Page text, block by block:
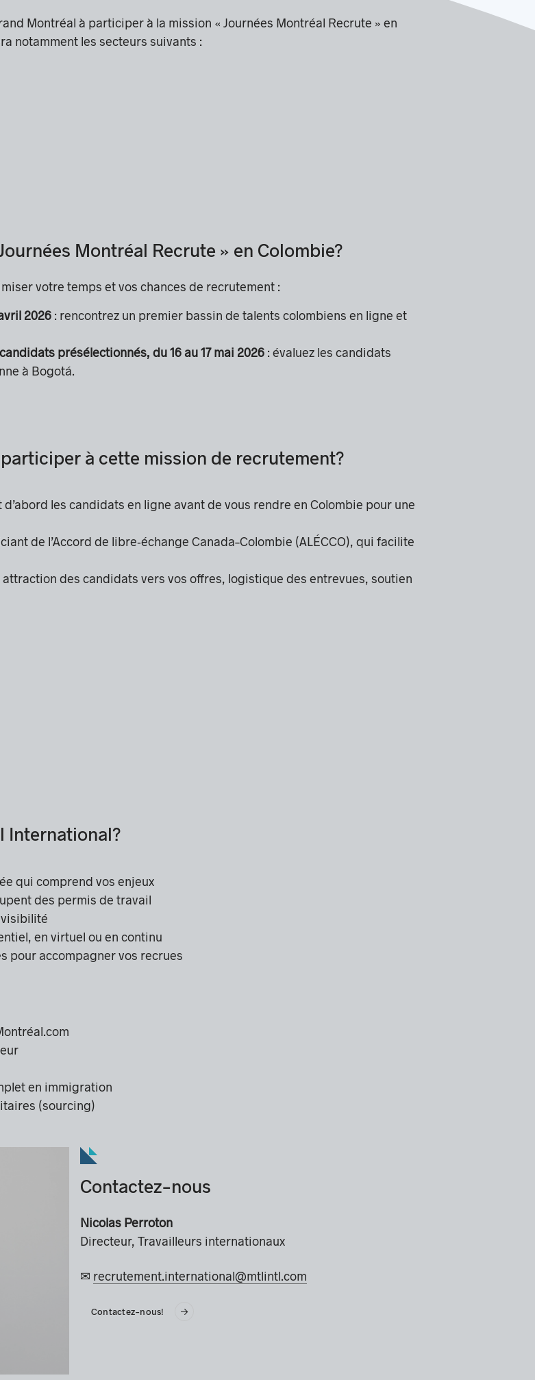
Montréal à participer à la mission « Journées Montréal Recrute » en
notamment les secteurs suivants :
Montréal Recrute » en Colombie?
votre temps et vos chances de recrutement :
2026 : rencontrez un premier bassin de talents colombiens en ligne et
présélectionnés, du 16 au 17 mai 2026: évaluez les candidats
à Bogotá.
à cette mission de recrutement?
les candidats en ligne avant de vous rendre en Colombie pour une
de l’Accord de libre‑échange Canada–Colombie (ALÉCCO), qui facilite
des candidats vers vos offres, logistique des entrevues, soutien
International?
qui comprend vos enjeux
des permis de travail
en virtuel ou en continu
pour accompagner vos recrues
en immigration
(sourcing)
Contactez-nous
Nicolas Perroton
Directeur, Travailleurs internationaux
✉ recrutement.international@mtlintl.com
Contactez-nous!